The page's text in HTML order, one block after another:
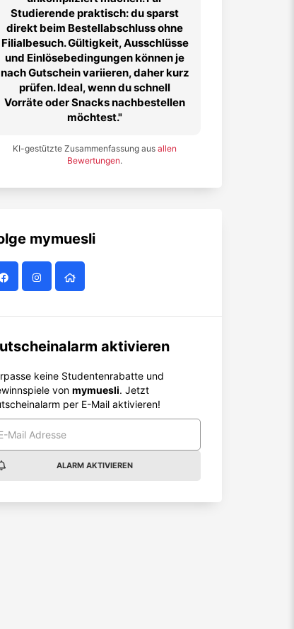
Studierende praktisch: du sparst
direkt beim Bestellabschluss ohne
Filialbesuch. Gültigkeit, Ausschlüsse
und Einlösebedingungen können je
nach Gutschein variieren, daher kurz
prüfen. Ideal, wenn du schnell
Vorräte oder Snacks nachbestellen
möchtest.
KI-gestützte Zusammenfassung aus allen
Bewertungen.
mymuesli
aktivieren
keine Studentenrabatte und
von mymuesli. Jetzt
per E-Mail aktivieren!
ALARM AKTIVIEREN